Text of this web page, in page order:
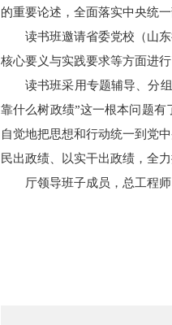
的重要论述，全面落实中央统
读书班邀请省委党校（山
核心要义与实践要求等方面进行
读书班采用专题辅导、分
靠什么树政绩”这一根本问题
自觉地把思想和行动统一到党
民出政绩、以实干出政绩，全
厅领导班子成员，总工程